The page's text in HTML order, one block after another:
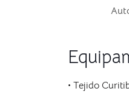
• Tejido